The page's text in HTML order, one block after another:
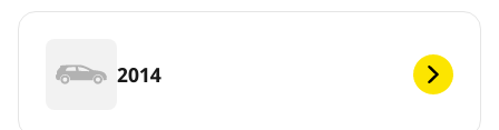
2014